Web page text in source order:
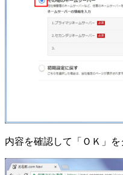
内容を確認して「ＯＫ」を